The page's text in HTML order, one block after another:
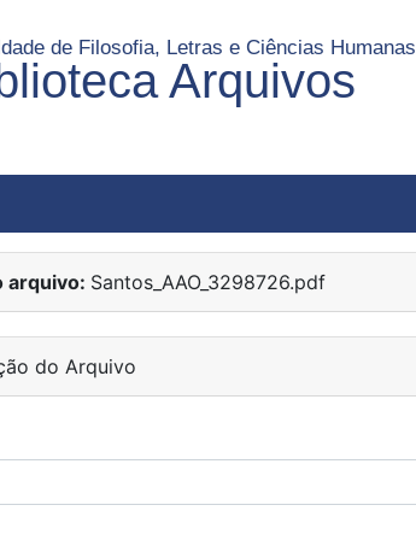
de Filosofia, Letras e Ciências Humanas
Arquivos
arquivo: Santos_AAO_3298726.pdf
do Arquivo